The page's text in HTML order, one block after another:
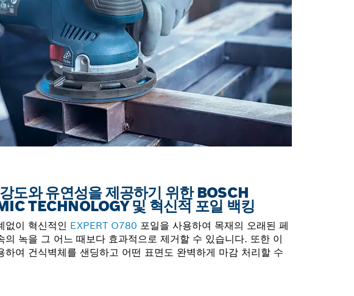
도와 유연성을 제공하기 위한 BOSCH
TECHNOLOGY 및 혁신적 포일 백킹
없이 혁신적인 EXPERT O780 포일을 사용하여 목재의 오래된 페
의 녹을 그 어느 때보다 효과적으로 제거할 수 있습니다. 또한 이
하여 건식벽체를 샌딩하고 어떤 표면도 완벽하게 마감 처리할 수